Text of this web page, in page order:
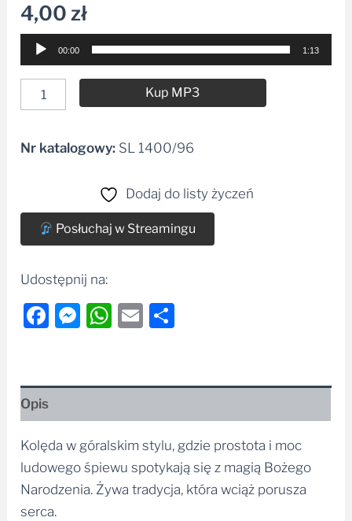
4,00zł
Odtwarzacz
plików
dźwiękowych
00:00 1:13
Kup MP3
Alternative:
Nr katalogowy: SL 1400/96
Dodaj do listy życzeń
Posłuchaj w Streamingu
Udostępnij na:
Facebook
Messenger
WhatsApp
Email
Opis
Kolęda w góralskim stylu, gdzie prostota i moc
ludowego śpiewu spotykają się z magią Bożego
Narodzenia. Żywa tradycja, która wciąż porusza
serca.